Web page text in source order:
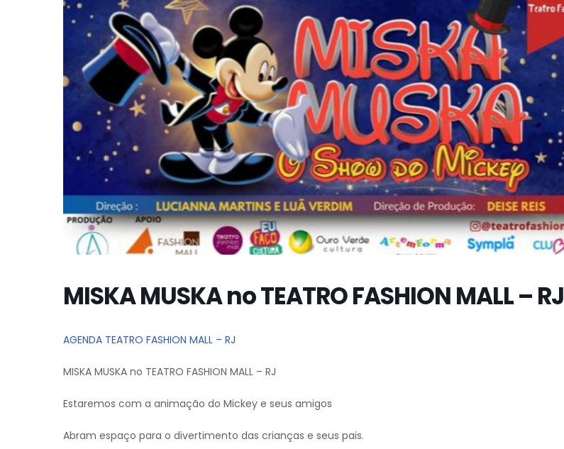
MISKA MUSKA no TEATRO FASHION MALL – RJ
AGENDA TEATRO FASHION MALL – RJ
MISKA MUSKA no TEATRO FASHION MALL – RJ
Estaremos com a animação do Mickey e seus amigos
Abram espaço para o divertimento das crianças e seus pais.